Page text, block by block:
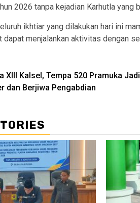
2026 tanpa kejadian Karhutla yang
ikhtiar yang dilakukan hari ini
dapat menjalankan aktivitas dengan
XIII Kalsel, Tempa 520 Pramuka
dan Berjiwa Pengabdian